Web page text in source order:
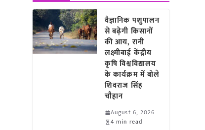
वैज्ञानिक पशुपालन
से बढ़ेगी किसानों
की आय, रानी
लक्ष्मीबाई केंद्रीय
कृषि विश्वविद्यालय
के कार्यक्रम में बोले
शिवराज सिंह
चौहान
August 6, 2026
4 min read